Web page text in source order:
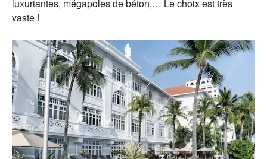
luxuriantes, mégapoles de béton,… Le choix est très
vaste !